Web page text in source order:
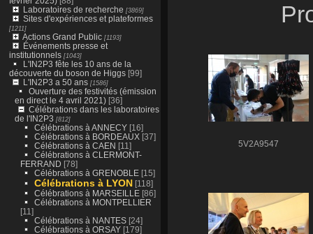
Laboratoires de recherche [3869]
Sites d'expériences et plateformes
[1211]
Actions Grand Public[1193]
Événements presse et
institutionnels[1043]
L'IN2P3 fête les 10 ans de la
découverte du boson de Higgs[99]
L'IN2P3 a 50 ans[1586]
Ouverture des festivités (émission
en direct le 4 avril 2021)[36]
Célébrations dans les laboratoires
de l'IN2P3 [812]
Célébrations à ANNECY[16]
Célébrations à BORDEAUX[37]
Célébrations à CAEN [11]
Célébrations à CLERMONT-
FERRAND [78]
Célébrations à GRENOBLE[15]
Célébrations à LYON [118]
Célébrations à MARSEILLE[86]
Célébrations à MONTPELLIER
[11]
Célébrations à NANTES[24]
Célébrations à ORSAY[179]
5V2A9547